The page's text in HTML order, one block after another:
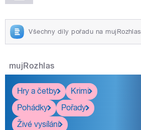
Všechny díly pořadu na mujRozhlas
mujRozhlas
Hry a četby
Krimi
Pohádky
Pořady
Živé vysílání